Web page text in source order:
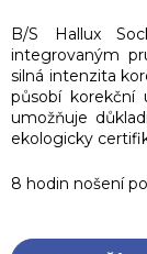
B/S Hallux
integrovaným
silná intenzita
působí korekční
umožňuje
ekologicky
8 hodin nošení